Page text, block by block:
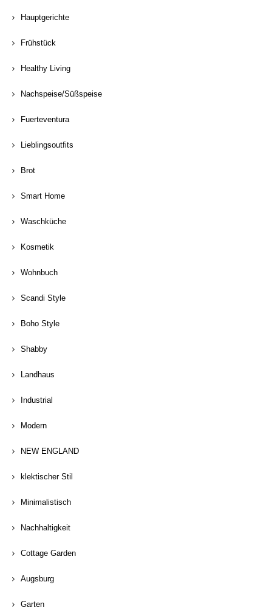
Hauptgerichte
Frühstück
Healthy Living
Nachspeise/Süßspeise
Fuerteventura
Lieblingsoutfits
Brot
Smart Home
Waschküche
Kosmetik
Wohnbuch
Scandi Style
Boho Style
Shabby
Landhaus
Industrial
Modern
NEW ENGLAND
klektischer Stil
Minimalistisch
Nachhaltigkeit
Cottage Garden
Augsburg
Garten